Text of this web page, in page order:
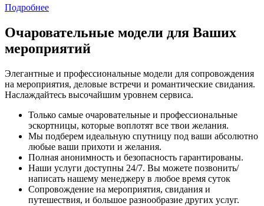
Подробнее
Очаровательные модели для Ваших
мероприятий
Элегантные и профессиональные модели для сопровождения
на мероприятия, деловые встречи и романтические свидания.
Наслаждайтесь высочайшим уровнем сервиса.
Только самые очаровательные и профессиональные
эскортницы, которые воплотят все твои желания.
Мы подберем идеальную спутницу под ваши абсолютно
любые ваши прихоти и желания.
Полная анонимность и безопасность гарантированы.
Наши услуги доступны 24/7. Вы можете позвонить/
написать нашему менеджеру в любое время суток
Сопровождение на мероприятия, свидания и
путешествия, и большое разнообразие других услуг.